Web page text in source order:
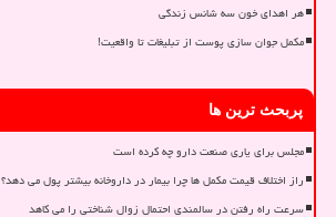
هر اهدای خون سه شانس زندگی
مکمل جوان سازی پوست از تبلیغات تا واقعیت!
پربحث ترین ها
مجلس برای یاری صنعت دارو چه کرده است
راز اختلاف قیمت مکمل ها چرا بیمار در داروخانه بیشتر پول می دهد؟
سرعت راه رفتن در سالمندی احتمال زوال شناختی را می کاهد